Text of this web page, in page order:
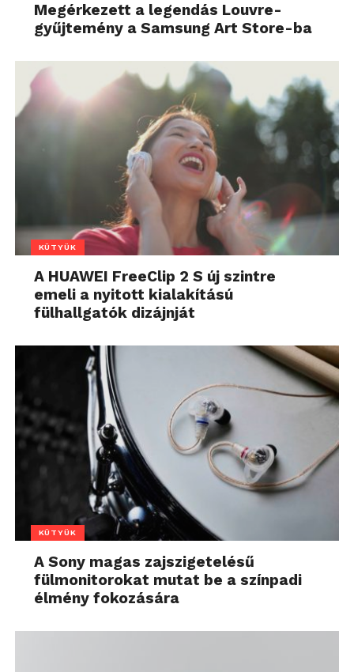
Megérkezett a legendás Louvre-
gyűjtemény a Samsung Art Store-ba
KÜTYÜK
A HUAWEI FreeClip 2 S új szintre
emeli a nyitott kialakítású
fülhallgatók dizájnját
KÜTYÜK
A Sony magas zajszigetelésű
fülmonitorokat mutat be a színpadi
élmény fokozására